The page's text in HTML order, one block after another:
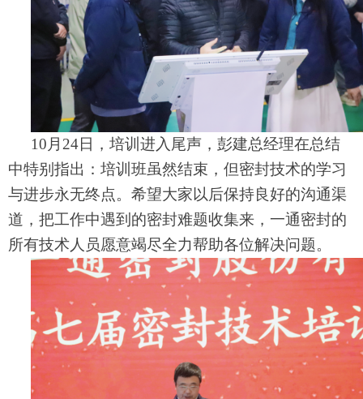
10月24日，培训进入尾声，彭建总经理在总结
中特别指出： 培训班虽然结束，但密封技术的学习
与进步永无终点。希望大家以后保持良好的沟通渠
道，把工作中遇到的密封难题收集来，一通密封的
所有技术人员愿意竭尽全力帮助各位解决问题。